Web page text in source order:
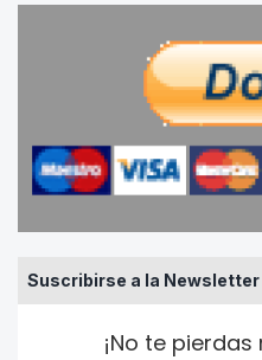
Suscribirse a la
¡No te